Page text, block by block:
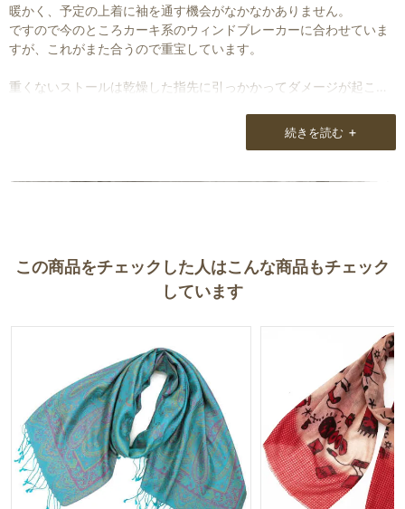
暖かく、予定の上着に袖を通す機会がなかなかありません。
ですので今のところカーキ系のウィンドブレーカーに合わせていま
すが、これがまた合うので重宝しています。
重くないストールは乾燥した指先に引っかかってダメージが起こり
続きを読む +
この商品をチェックした人はこんな商品もチェック
しています